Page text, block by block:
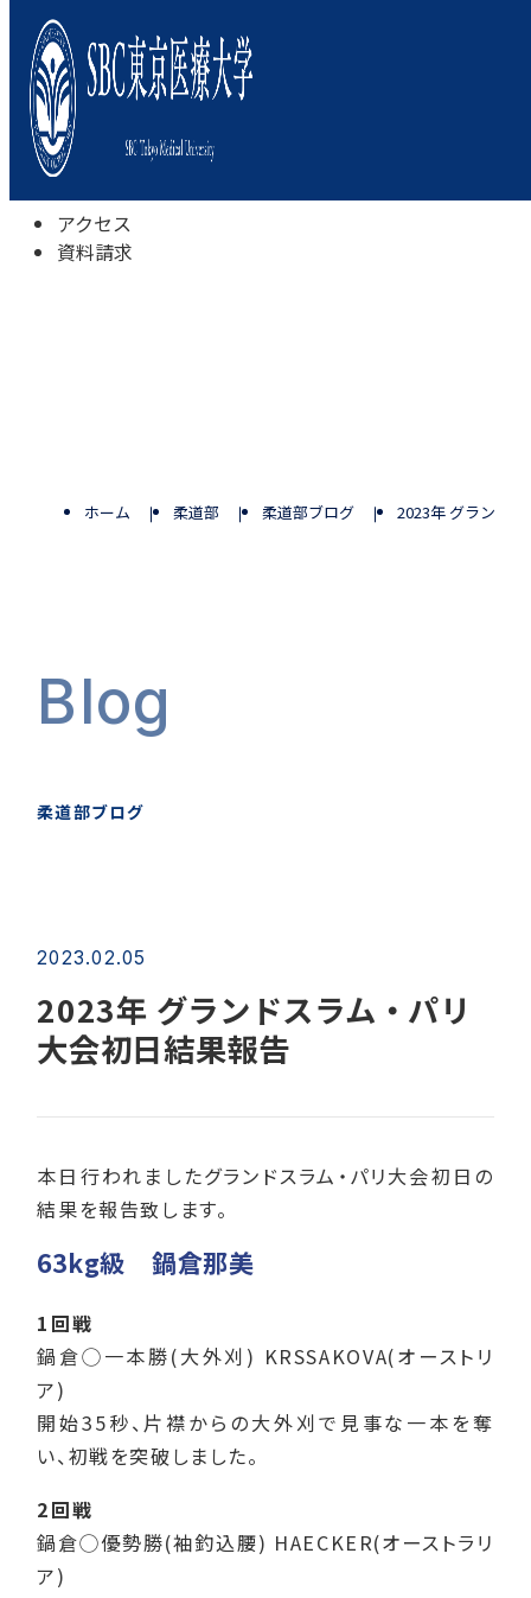
本学について
学びの特色
学部・学科
キャンパスライフ
入試情報
受験相談会
アクセス
資料請求
Blog
柔道部ブログ
ホーム 柔道部 柔道部ブログ 2023年 グランド
2023.02.05
2023年 グランドスラム・パリ
大会初日結果報告
本日行われましたグランドスラム・パリ大会初日の
結果を報告致します。
63kg級 鍋倉那美
1回戦
鍋倉◯一本勝(大外刈) KRSSAKOVA(オーストリ
ア)
開始35秒、片襟からの大外刈で見事な一本を奪
い、初戦を突破しました。
2回戦
鍋倉◯優勢勝(袖釣込腰) HAECKER(オーストラリ
ア)